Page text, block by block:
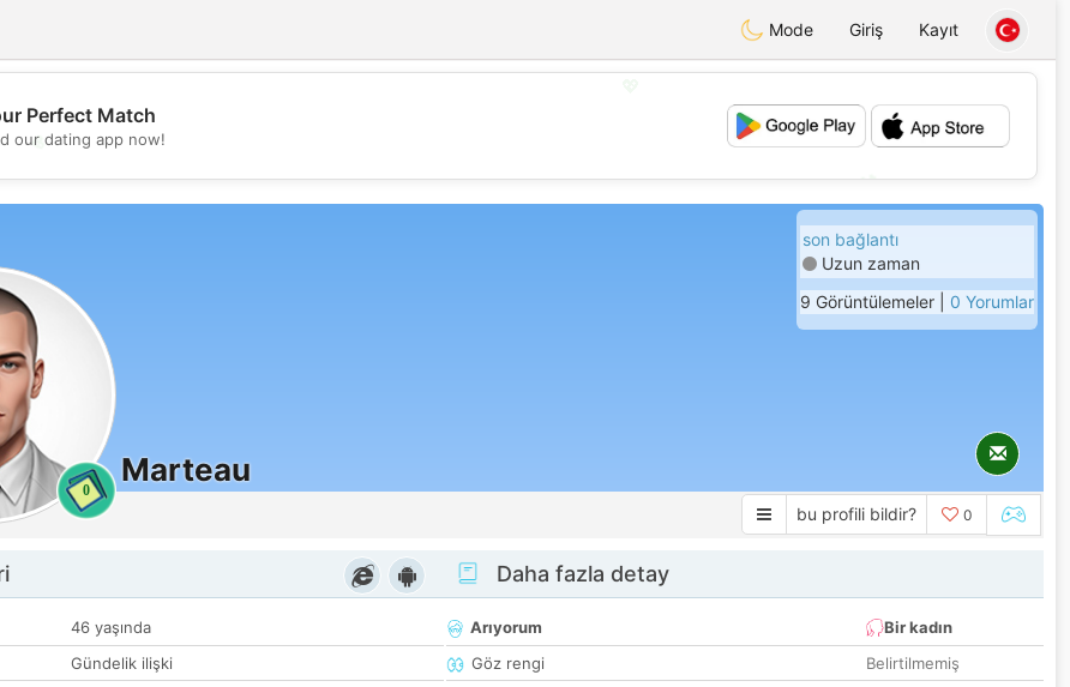
Mode Giriş Kayıt
💖
💕
Perfect Match
our dating app now!
0
Marteau
son bağlantı
Uzun zaman
9 Görüntülemeler | 0 Yorumlar
bu profili bildir? 0
46 yaşında
Gündelik ilişki
Daha fazla detay
Arıyorum
Bir kadın
Göz rengi
Belirtilmemiş